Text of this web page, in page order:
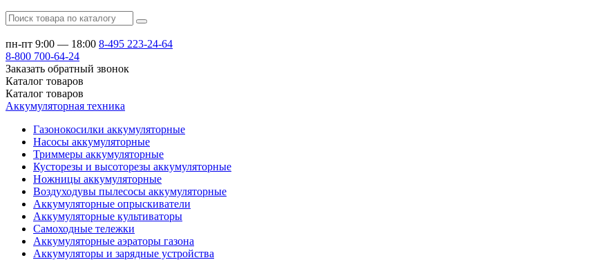
пн-пт 9:00 — 18:00 8-495 223-24-64
8-800 700-64-24
Заказать обратный звонок
Каталог товаров
Каталог товаров
Аккумуляторная техника
Газонокосилки аккумуляторные
Насосы аккумуляторные
Триммеры аккумуляторные
Кусторезы и высоторезы аккумуляторные
Ножницы аккумуляторные
Воздуходувы пылесосы аккумуляторные
Аккумуляторные опрыскиватели
Аккумуляторные культиваторы
Самоходные тележки
Аккумуляторные аэраторы газона
Аккумуляторы и зарядные устройства